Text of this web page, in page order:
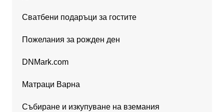
Сватбени подаръци за гостите
Пожелания за рожден ден
DNMark.com
Матраци Варна
Събиране и изкупуване на вземания